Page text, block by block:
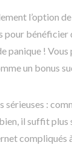
l’option
bénéficier
panique !
un bonus
sérieuses :
il suffit plus
compliqués